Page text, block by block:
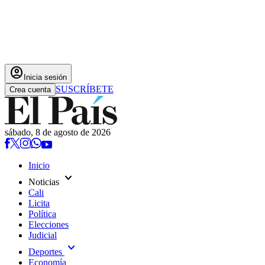
account_circle Inicia sesión
Crea cuenta SUSCRÍBETE
sábado, 8 de agosto de 2026
Inicio
Noticias expand_more
Cali
Licita
Política
Elecciones
Judicial
Deportes expand_more
Economía